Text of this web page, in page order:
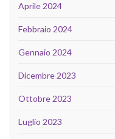
Aprile 2024
Febbraio 2024
Gennaio 2024
Dicembre 2023
Ottobre 2023
Luglio 2023